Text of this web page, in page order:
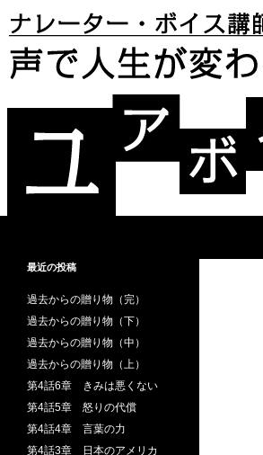
あなたは自分の「声」が好きです
ませんか？
最近の投稿
過去からの贈り物（完）
過去からの贈り物（下）
過去からの贈り物（中）
過去からの贈り物（上）
第4話6章 きみは悪くない
第4話5章 怒りの代償
第4話4章 言葉の力
第4話3章 日本のアメリカ